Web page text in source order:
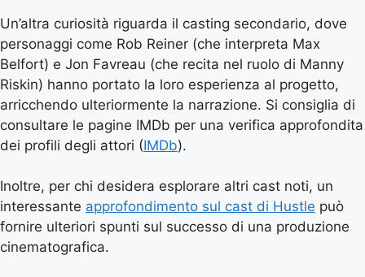
Un’altra curiosità riguarda il casting secondario, dove
personaggi come Rob Reiner (che interpreta Max
Belfort) e Jon Favreau (che recita nel ruolo di Manny
Riskin) hanno portato la loro esperienza al progetto,
arricchendo ulteriormente la narrazione. Si consiglia di
consultare le pagine IMDb per una verifica approfondita
dei profili degli attori (IMDb).
Inoltre, per chi desidera esplorare altri cast noti, un
interessante approfondimento sul cast di Hustle può
fornire ulteriori spunti sul successo di una produzione
cinematografica.